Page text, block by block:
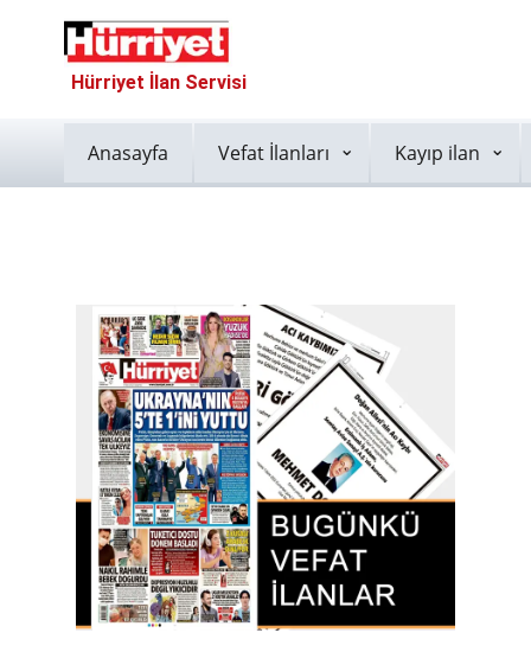
Hürriyet İlan Servisi
Anasayfa Vefat İlanları Kayıp ilan